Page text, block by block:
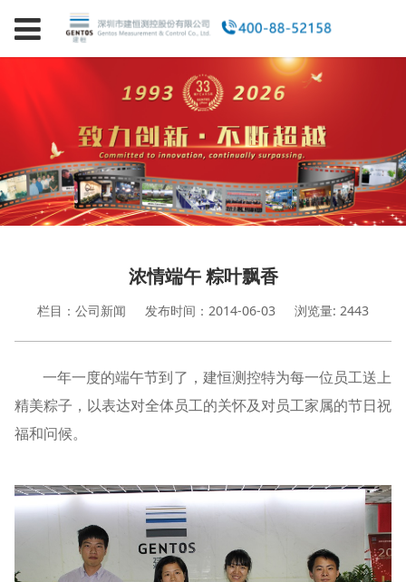
浓情端午 粽叶飘香
栏目：公司新闻 发布时间：2014-06-03 浏览量: 2443
一年一度的端午节到了，建恒测控特为每一位员工送上
精美粽子，以表达对全体员工的关怀及对员工家属的节日祝
福和问候。